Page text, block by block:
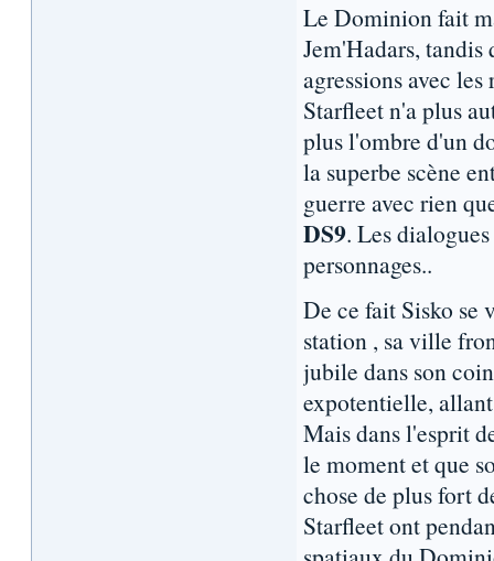
Le Dominion fait
Jem'Hadars, tandis
agressions avec
Starfleet n'a plus
plus l'ombre d'un
la superbe scène
guerre avec rien
DS9. Les
personnages..
De ce fait Sisko se
station , sa ville
jubile dans son
expotentielle,
Mais dans l'esprit
le moment et que
chose de plus fort
Starfleet ont